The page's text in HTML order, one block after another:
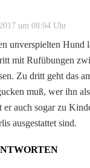
um 08:04 Uhr
unverspielten Hund
mit Rufübungen
Zu dritt geht das
muß, wer ihn
er auch sogar zu
ausgestattet sind.